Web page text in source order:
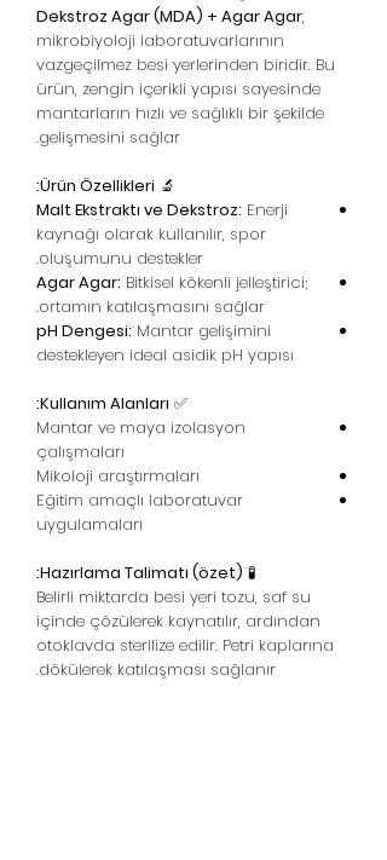
Dekstroz Agar (MDA) + Agar Agar,
mikrobiyoloji laboratuvarlarının
vazgeçilmez besi yerlerinden biridir. Bu
ürün, zengin içerikli yapısı sayesinde
mantarların hızlı ve sağlıklı bir şekilde
gelişmesini sağlar.
🔬
Ürün Özellikleri:
Malt Ekstraktı ve Dekstroz: Enerji
kaynağı olarak kullanılır, spor
oluşumunu destekler.
Agar Agar: Bitkisel kökenli jelleştirici;
ortamın katılaşmasını sağlar.
pH Dengesi: Mantar gelişimini
destekleyen ideal asidik pH yapısı
✅
Kullanım Alanları:
Mantar ve maya izolasyon
çalışmaları
Mikoloji araştırmaları
Eğitim amaçlı laboratuvar
uygulamaları
🧪
Hazırlama Talimatı (özet):
Belirli miktarda besi yeri tozu, saf su
içinde çözülerek kaynatılır, ardından
otoklavda sterilize edilir. Petri kaplarına
dökülerek katılaşması sağlanır.